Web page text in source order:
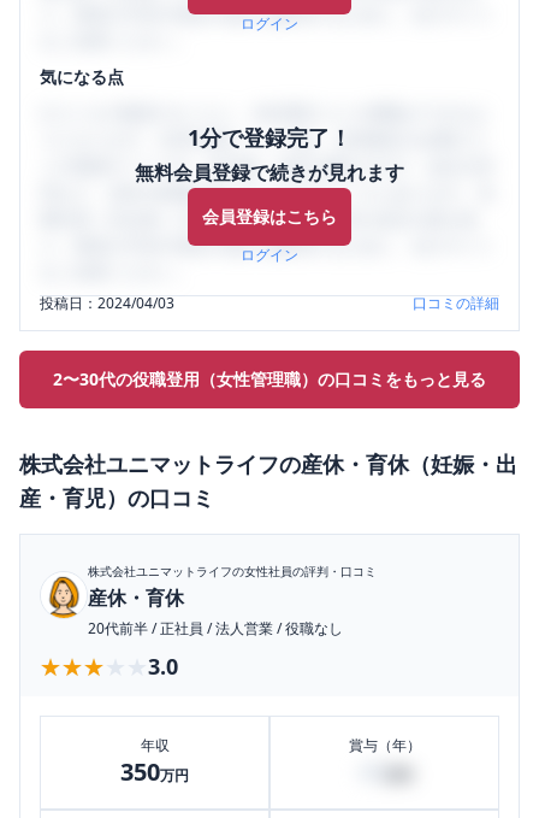
ログイン
り、将来の不安や現在の悩みを解消するために、ぜひサイト
気になる点
1分で登録完了！
無料会員登録で続きが見れます
会員登録はこちら
ログイン
うになります。SHEHUB(シーハブ)は、女性限定の企業口コ
ミの投稿サイトです。給与面・女性の働きやすさ・会社の評
判など、女性の転職は気にすべき点がたくさんあります。先
輩社員（元社員）の口コミを通して、本当の会社の姿を知
り、将来の不安や現在の悩みを解消するために、ぜひサイト
投稿日：2024/04/03 口コミの詳細
2〜30代の役職登用（女性管理職）の口コミをもっと見る
株式会社ユニマットライフの産休・育休（妊娠・出
産・育児） の口コミ
株式会社ユニマットライフの女性社員の評判・口コミ
産休・育休
20代前半/正社員 /法人営業/役職なし
★★★★★
★★★★★ 3.0
年収
350万円
賞与（年）